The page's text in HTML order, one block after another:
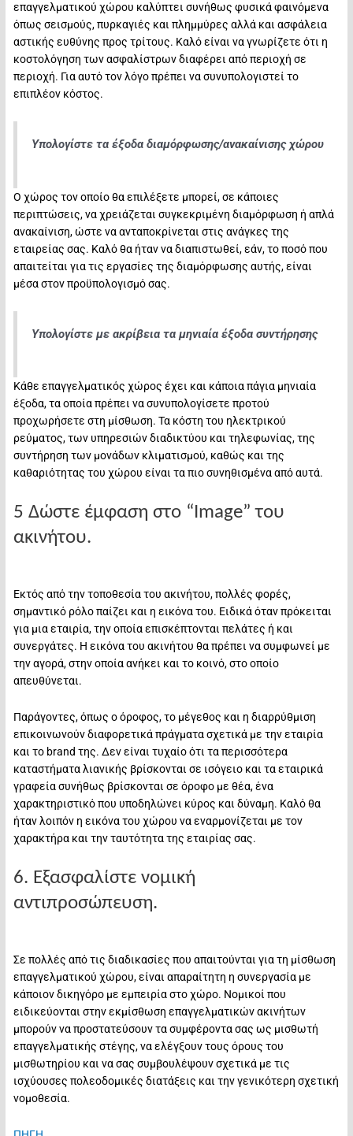
επαγγελματικού χώρου καλύπτει συνήθως φυσικά φαινόμενα
όπως σεισμούς, πυρκαγιές και πλημμύρες αλλά και ασφάλεια
αστικής ευθύνης προς τρίτους. Καλό είναι να γνωρίζετε ότι η
κοστολόγηση των ασφαλίστρων διαφέρει από περιοχή σε
περιοχή. Για αυτό τον λόγο πρέπει να συνυπολογιστεί το
επιπλέον κόστος.
Υπολογίστε τα έξοδα διαμόρφωσης/ανακαίνισης χώρου
Ο χώρος τον οποίο θα επιλέξετε μπορεί, σε κάποιες
περιπτώσεις, να χρειάζεται συγκεκριμένη διαμόρφωση ή απλά
ανακαίνιση, ώστε να ανταποκρίνεται στις ανάγκες της
εταιρείας σας. Καλό θα ήταν να διαπιστωθεί, εάν, το ποσό που
απαιτείται για τις εργασίες της διαμόρφωσης αυτής, είναι
μέσα στον προϋπολογισμό σας.
Υπολογίστε με ακρίβεια τα μηνιαία έξοδα συντήρησης
Κάθε επαγγελματικός χώρος έχει και κάποια πάγια μηνιαία
έξοδα, τα οποία πρέπει να συνυπολογίσετε προτού
προχωρήσετε στη μίσθωση. Τα κόστη του ηλεκτρικού
ρεύματος, των υπηρεσιών διαδικτύου και τηλεφωνίας, της
συντήρηση των μονάδων κλιματισμού, καθώς και της
καθαριότητας του χώρου είναι τα πιο συνηθισμένα από αυτά.
5 Δώστε έμφαση στο “Image” του
ακινήτου.
Εκτός από την τοποθεσία του ακινήτου, πολλές φορές,
σημαντικό ρόλο παίζει και η εικόνα του. Ειδικά όταν πρόκειται
για μια εταιρία, την οποία επισκέπτονται πελάτες ή και
συνεργάτες. Η εικόνα του ακινήτου θα πρέπει να συμφωνεί με
την αγορά, στην οποία ανήκει και το κοινό, στο οποίο
απευθύνεται.
Παράγοντες, όπως ο όροφος, το μέγεθος και η διαρρύθμιση
επικοινωνούν διαφορετικά πράγματα σχετικά με την εταιρία
και το brand της. Δεν είναι τυχαίο ότι τα περισσότερα
καταστήματα λιανικής βρίσκονται σε ισόγειο και τα εταιρικά
γραφεία συνήθως βρίσκονται σε όροφο με θέα, ένα
χαρακτηριστικό που υποδηλώνει κύρος και δύναμη. Καλό θα
ήταν λοιπόν η εικόνα του χώρου να εναρμονίζεται με τον
χαρακτήρα και την ταυτότητα της εταιρίας σας.
6. Εξασφαλίστε νομική
αντιπροσώπευση.
Σε πολλές από τις διαδικασίες που απαιτούνται για τη μίσθωση
επαγγελματικού χώρου, είναι απαραίτητη η συνεργασία με
κάποιον δικηγόρο με εμπειρία στο χώρο. Νομικοί που
ειδικεύονται στην εκμίσθωση επαγγελματικών ακινήτων
μπορούν να προστατεύσουν τα συμφέροντα σας ως μισθωτή
επαγγελματικής στέγης, να ελέγξουν τους όρους του
μισθωτηρίου και να σας συμβουλέψουν σχετικά με τις
ισχύουσες πολεοδομικές διατάξεις και την γενικότερη σχετική
νομοθεσία.